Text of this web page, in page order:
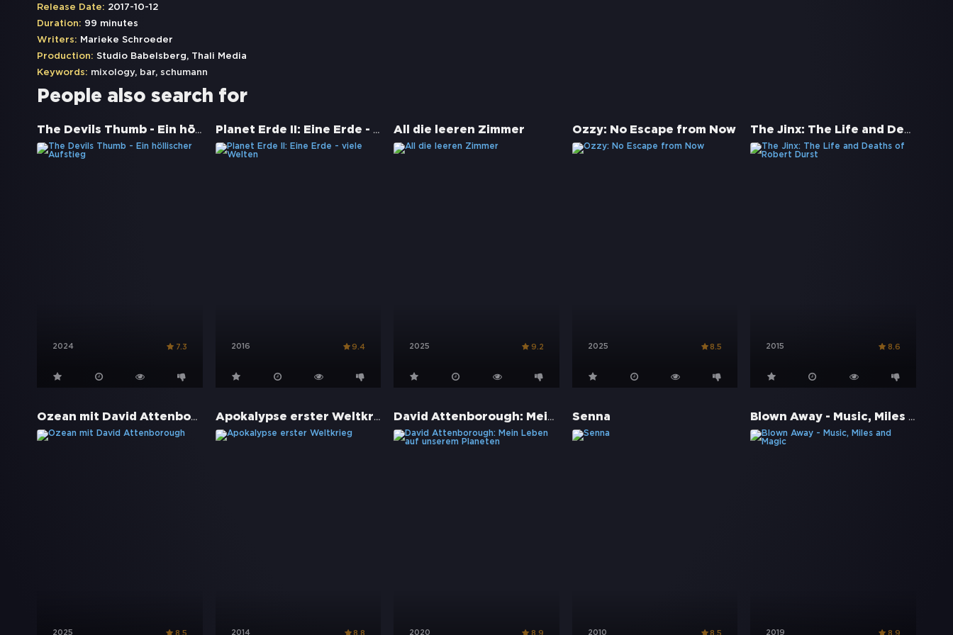
Release Date: 2017-10-12
Duration: 99 minutes
Writers: Marieke Schroeder
Production: Studio Babelsberg, Thali Media
Keywords: mixology, bar, schumann
People also search for
The Devils Thumb - Ein höllischer Aufstieg
2024 7.3
Planet Erde II: Eine Erde - viele Welten
2016 9.4
All die leeren Zimmer
2025 9.2
Ozzy: No Escape from Now
2025 8.5
The Jinx: The Life and Deaths of Robert Durst
2015 8.6
Ozean mit David Attenborough
2025
Apokalypse erster Weltkrieg
2014
David Attenborough: Mein Leben auf unserem Planeten
2020
Senna
2010
Blown Away - Music, Miles and Magic
2019